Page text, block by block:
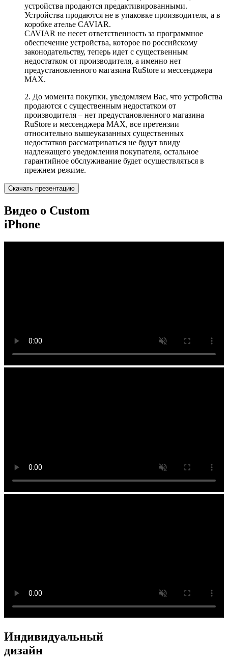
устройства продаются предактивированными.
Устройства продаются не в упаковке производителя, а в
коробке ателье CAVIAR.
CAVIAR не несет ответственность за программное
обеспечение устройства, которое по российскому
законодательству, теперь идет с существенным
недостатком от производителя, а именно нет
предустановленного магазина RuStore и мессенджера
MAX.
2. До момента покупки, уведомляем Вас, что устройства
продаются с существенным недостатком от
производителя – нет предустановленного магазина
RuStore и мессенджера MAX, все претензии
относительно вышеуказанных существенных
недостатков рассматриваться не будут ввиду
надлежащего уведомления покупателя, остальное
гарантийное обслуживание будет осуществляться в
прежнем режиме.
Скачать презентацию
Видео о Custom
iPhone
Индивидуальный
дизайн